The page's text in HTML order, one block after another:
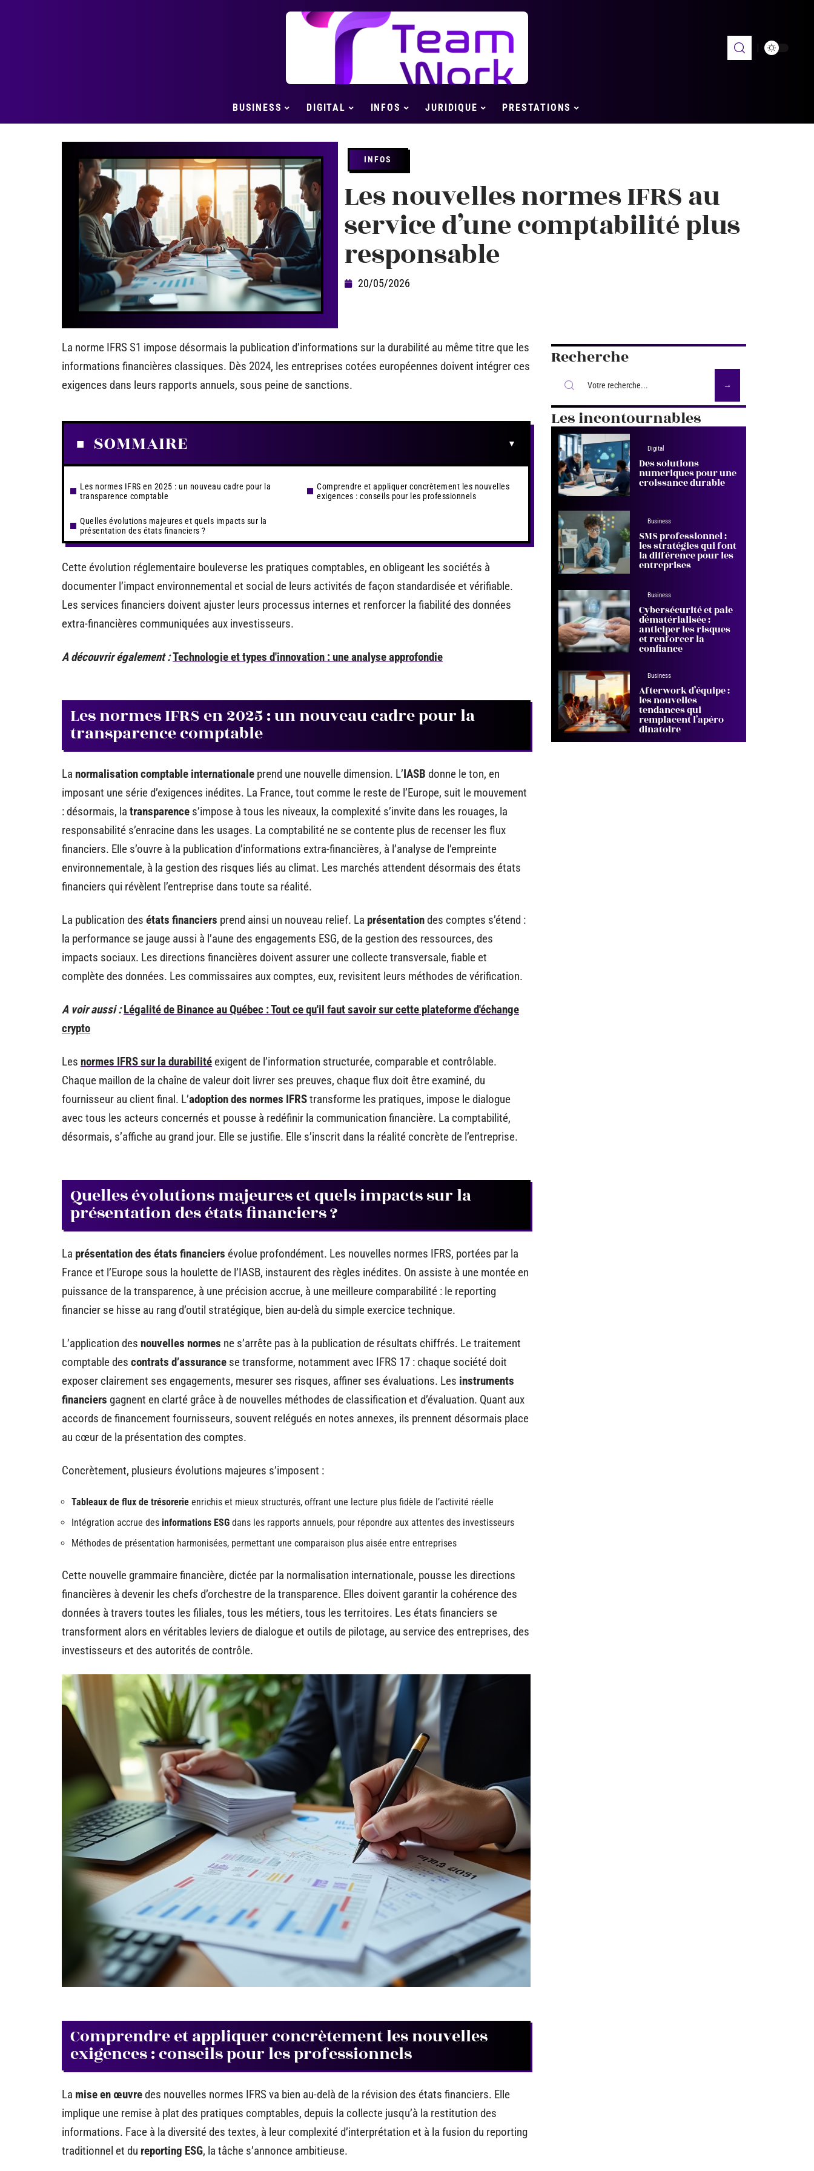
BUSINESS DIGITAL INFOS JURIDIQUE PRESTATIONS
INFOS
Les nouvelles normes IFRS au
service d’une comptabilité plus
responsable
20/05/2026
La norme IFRS S1 impose désormais la publication d’informations sur la durabilité au même titre que les
informations financières classiques. Dès 2024, les entreprises cotées européennes doivent intégrer ces
exigences dans leurs rapports annuels, sous peine de sanctions.
SOMMAIRE
Les normes IFRS en 2025 : un nouveau cadre pour la
transparence comptable
Quelles évolutions majeures et quels impacts sur la
présentation des états financiers ?
Comprendre et appliquer concrètement les nouvelles
exigences : conseils pour les professionnels
Cette évolution réglementaire bouleverse les pratiques comptables, en obligeant les sociétés à
documenter l’impact environnemental et social de leurs activités de façon standardisée et vérifiable.
Les services financiers doivent ajuster leurs processus internes et renforcer la fiabilité des données
extra-financières communiquées aux investisseurs.
A découvrir également :Technologie et types d'innovation : une analyse approfondie
Les normes IFRS en 2025 : un nouveau cadre pour la
transparence comptable
La normalisation comptable internationale prend une nouvelle dimension. L’IASB donne le ton, en
imposant une série d’exigences inédites. La France, tout comme le reste de l’Europe, suit le mouvement
: désormais, la transparence s’impose à tous les niveaux, la complexité s’invite dans les rouages, la
responsabilité s’enracine dans les usages. La comptabilité ne se contente plus de recenser les flux
financiers. Elle s’ouvre à la publication d’informations extra-financières, à l’analyse de l’empreinte
environnementale, à la gestion des risques liés au climat. Les marchés attendent désormais des états
financiers qui révèlent l’entreprise dans toute sa réalité.
La publication des états financiers prend ainsi un nouveau relief. La présentationdes comptes s’étend :
la performance se jauge aussi à l’aune des engagements ESG, de la gestion des ressources, des
impacts sociaux. Les directions financières doivent assurer une collecte transversale, fiable et
complète des données. Les commissaires aux comptes, eux, revisitent leurs méthodes de vérification.
A voir aussi : Légalité de Binance au Québec : Tout ce qu'il faut savoir sur cette plateforme d'échange
crypto
Les normes IFRS sur la durabilité exigent de l’information structurée, comparable et contrôlable.
Chaque maillon de la chaîne de valeur doit livrer ses preuves, chaque flux doit être examiné, du
fournisseur au client final. L’adoption des normes IFRStransforme les pratiques, impose le dialogue
avec tous les acteurs concernés et pousse à redéfinir la communication financière. La comptabilité,
désormais, s’affiche au grand jour. Elle se justifie. Elle s’inscrit dans la réalité concrète de l’entreprise.
Quelles évolutions majeures et quels impacts sur la
présentation des états financiers ?
La présentation des états financiers évolue profondément. Les nouvelles normes IFRS, portées par la
France et l’Europe sous la houlette de l’IASB, instaurent des règles inédites. On assiste à une montée en
puissance de la transparence, à une précision accrue, à une meilleure comparabilité : le reporting
financier se hisse au rang d’outil stratégique, bien au-delà du simple exercice technique.
L’application des nouvelles normes ne s’arrête pas à la publication de résultats chiffrés. Le traitement
comptable des contrats d’assurance se transforme, notamment avec IFRS 17 : chaque société doit
exposer clairement ses engagements, mesurer ses risques, affiner ses évaluations. Les instruments
financiers gagnent en clarté grâce à de nouvelles méthodes de classification et d’évaluation. Quant aux
accords de financement fournisseurs, souvent relégués en notes annexes, ils prennent désormais place
au cœur de la présentation des comptes.
Concrètement, plusieurs évolutions majeures s’imposent :
Tableaux de flux de trésorerie enrichis et mieux structurés, offrant une lecture plus fidèle de l’activité réelle
Intégration accrue des informations ESG dans les rapports annuels, pour répondre aux attentes des investisseurs
Méthodes de présentation harmonisées, permettant une comparaison plus aisée entre entreprises
Cette nouvelle grammaire financière, dictée par la normalisation internationale, pousse les directions
financières à devenir les chefs d’orchestre de la transparence. Elles doivent garantir la cohérence des
données à travers toutes les filiales, tous les métiers, tous les territoires. Les états financiers se
transforment alors en véritables leviers de dialogue et outils de pilotage, au service des entreprises, des
investisseurs et des autorités de contrôle.
Comprendre et appliquer concrètement les nouvelles
exigences : conseils pour les professionnels
La mise en œuvredes nouvelles normes IFRS va bien au-delà de la révision des états financiers. Elle
implique une remise à plat des pratiques comptables, depuis la collecte jusqu’à la restitution des
informations. Face à la diversité des textes, à leur complexité d’interprétation et à la fusion du reporting
traditionnel et du reporting ESG, la tâche s’annonce ambitieuse.
Recherche
Les incontournables
Digital
Des solutions
numeriques pour une
croissance durable
Business
SMS professionnel :
les stratégies qui font
la différence pour les
entreprises
Business
Cybersécurité et paie
dématérialisée :
anticiper les risques
et renforcer la
confiance
Business
Afterwork d’équipe :
les nouvelles
tendances qui
remplacent l’apéro
dinatoire